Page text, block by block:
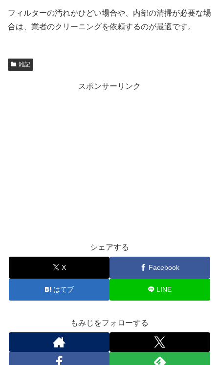
フィルターの汚れがひどい場合や、内部の清掃が必要な場
合は、業者のクリーニングを依頼するのが最適です。
雑記
スポンサーリンク
シェアする
X Facebook
はてブ LINE
もみじをフォローする